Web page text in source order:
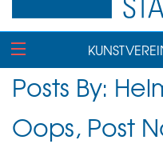
Posts By:
Oops, Post